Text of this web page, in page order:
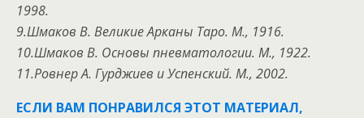
1998.
9.Шмаков В. Великие Арканы Таро. М., 1916.
10.Шмаков В. Основы пневматологии. М., 1922.
11.Ровнер А. Гурджиев и Успенский. М., 2002.
ЕСЛИ ВАМ ПОНРАВИЛСЯ ЭТОТ МАТЕРИАЛ,